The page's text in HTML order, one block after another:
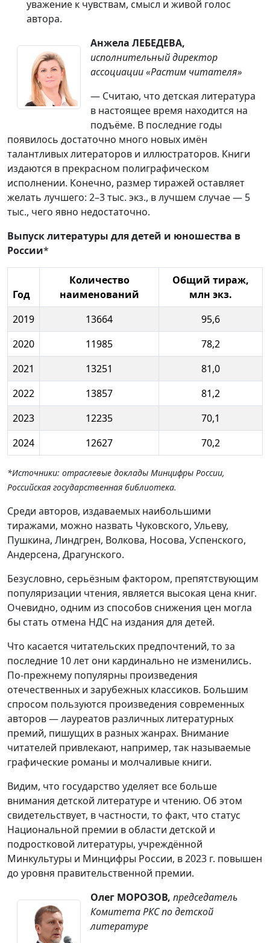
уважение к чувствам, смысл и живой голос
автора.
Анжела ЛЕБЕДЕВА,
исполнительный директор
ассоциации «Растим читателя»
— Считаю, что детская литература
в настоящее время находится на
подъёме. В последние годы
появилось достаточно много новых имён
талантливых литераторов и иллюстраторов. Книги
издаются в прекрасном полиграфическом
исполнении. Конечно, размер тиражей оставляет
желать лучшего: 2–3 тыс. экз., в лучшем случае — 5
тыс., чего явно недостаточно.
Выпуск литературы для детей и юношества в
России*
Год
Количество
наименований
Общий тираж,
млн экз.
2019
13664
95,6
2020
11985
78,2
2021
13251
81,0
2022
13857
81,2
2023
12235
70,1
2024
12627 70,2
*Источники: отраслевые доклады Минцифры России,
Российская государственная библиотека.
Среди авторов, издаваемых наибольшими
тиражами, можно назвать Чуковского, Ульеву,
Пушкина, Линдгрен, Волкова, Носова, Успенского,
Андерсена, Драгунского.
Безусловно, серьёзным фактором, препятствующим
популяризации чтения, является высокая цена книг.
Очевидно, одним из способов снижения цен могла
бы стать отмена НДС на издания для детей.
Что касается читательских предпочтений, то за
последние 10 лет они кардинально не изменились.
По-прежнему популярны произведения
отечественных и зарубежных классиков. Большим
спросом пользуются произведения современных
авторов — лауреатов различных литературных
премий, пишущих в разных жанрах. Внимание
читателей привлекают, например, так называемые
графические романы и молчаливые книги.
Видим, что государство уделяет все больше
внимания детской литературе и чтению. Об этом
свидетельствует, в частности, то факт, что статус
Национальной премии в области детской и
подростковой литературы, учреждённой
Минкультуры и Минцифры России, в 2023 г. повышен
до уровня правительственной премии.
Олег МОРОЗОВ, председатель
Комитета РКС по детской
литературе